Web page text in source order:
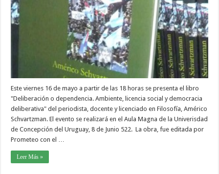
Este viernes 16 de mayo a partir de las 18 horas se presenta el libro
"Deliberación o dependencia. Ambiente, licencia social y democracia
deliberativa" del periodista, docente y licenciado en Filosofía, Américo
Schvartzman. El evento se realizará en el Aula Magna de la Univerisdad
de Concepción del Uruguay, 8 de Junio 522. La obra, fue editada por
Prometeo con el …
Leer Más »